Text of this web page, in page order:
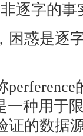
逐字的事
困惑是逐
一种用于
证的数据